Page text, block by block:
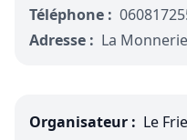
Téléphone :
Adresse : La
Organisateur : Le